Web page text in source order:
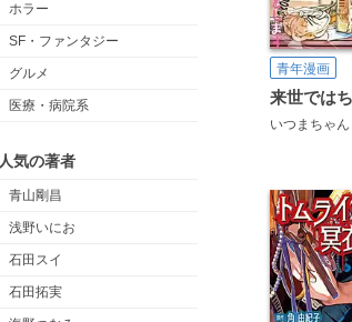
ホラー
SF・ファンタジー
グルメ
医療・病院系
人気の著者
青山剛昌
浅野いにお
石田スイ
石田拓実
青年漫画
いつまちゃん